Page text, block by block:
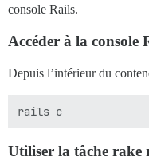
console Rails.
Accéder à la console
Depuis l’intérieur du
Utiliser la tâche rake